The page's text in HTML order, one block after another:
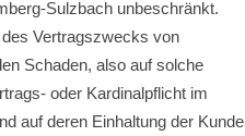
Sulzbach unbeschränkt.
Vertragszwecks von
Schaden, also auf solche
oder Kardinalpflicht im
auf deren Einhaltung der Kunde